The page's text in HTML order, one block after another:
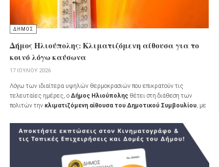
ΔΗΜΟΣ
Δήμος Ηλιούπολης: Κλιματιζόμενη αίθουσα για το
κοινό λόγω καύσωνα
17 ΙΟΥΛΊΟΥ 2026
Λόγω των ιδιαίτερα υψηλών θερμοκρασιών που επικρατούν τις
τελευταίες ημέρες, ο Δήμος Ηλιούπολης θέτει στη διάθεση των
πολιτών την κλιματιζόμενη αίθουσα του Δημοτικού Συμβουλίου, με
δροσερό και κλιματιζόμενο χώρο κατά τις ώρες του καύσωνα.